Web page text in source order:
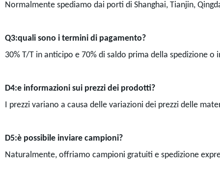
Normalmente spediamo dai porti di Shanghai, Tianjin,
Q3:quali sono i termini di pagamento?
30% T/T in anticipo e 70% di saldo prima della spedizione o
D4:e informazioni sui prezzi dei prodotti?
I prezzi variano a causa delle variazioni dei prezzi delle
D5:è possibile inviare campioni?
Naturalmente, offriamo campioni gratuiti e spedizione